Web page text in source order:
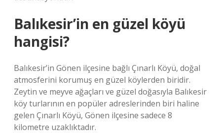
Balıkesir’in en güzel köyü
hangisi?
Balıkesir’in Gönen ilçesine bağlı Çınarlı Köyü, doğal
atmosferini korumuş en güzel köylerden biridir.
Zeytin ve meyve ağaçları ve güzel doğasıyla Balıkesir
köy turlarının en popüler adreslerinden biri haline
gelen Çınarlı Köyü, Gönen ilçesine sadece 8
kilometre uzaklıktadır.